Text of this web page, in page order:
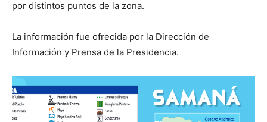
por distintos puntos de la zona.
La información fue ofrecida por la Dirección de
Información y Prensa de la Presidencia.